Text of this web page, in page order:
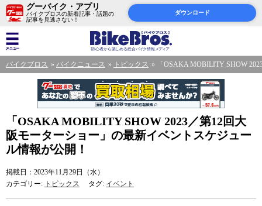
グーバイク・アプリ
バイクブロスの新着記事・話題の
記事を見逃さない！
ダウンロード
バイクブロス バイクニュース トピックス 「OSAKA MOBILITY SHOW
「OSAKA MOBILITY SHOW 2023／第12回大
阪モーターショー」の最新イベントスケジュー
ル情報が公開！
掲載日：2023年11月29日（水）
カテゴリー: トピックス タグ: イベント